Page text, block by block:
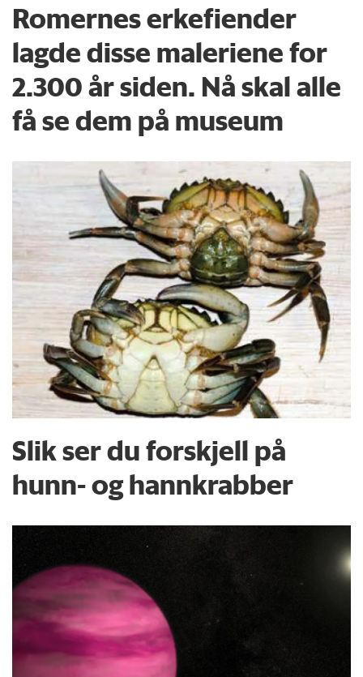
Romernes erkefiender
lagde disse maleriene for
2.300 år siden. Nå skal alle
få se dem på museum
Slik ser du forskjell på
hunn- og hannkrabber